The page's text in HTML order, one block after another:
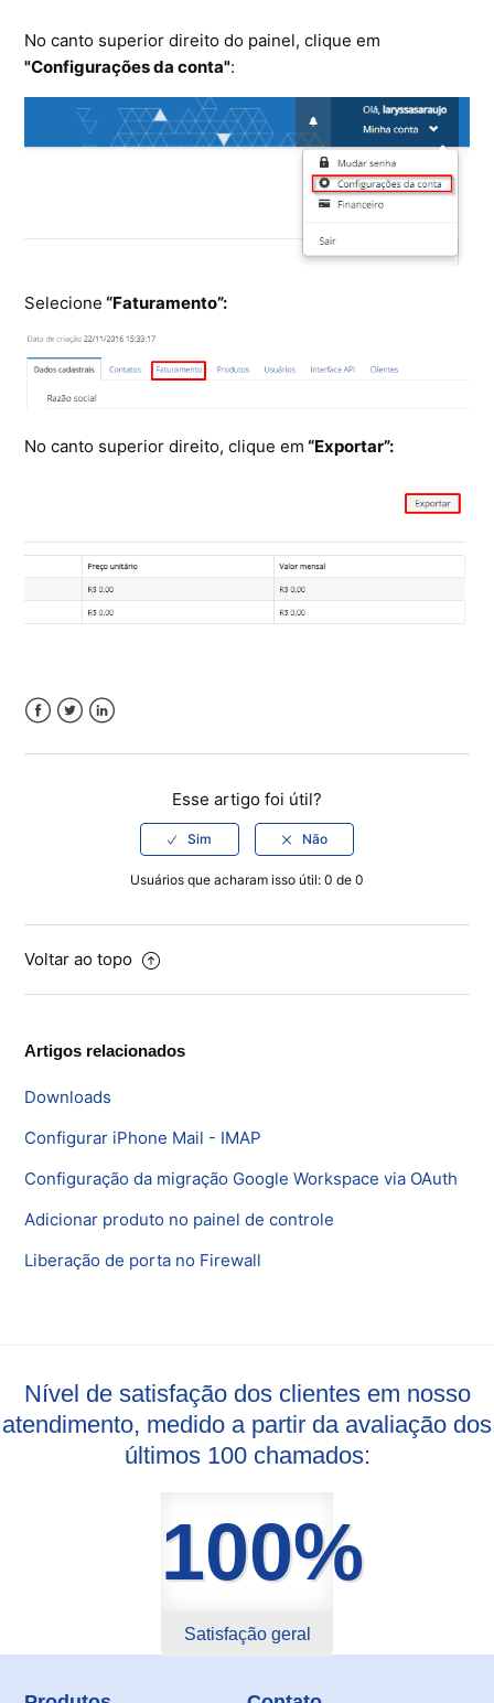
Backup
Skybox
Citrix XenServer Agent
Segurança
Skymail Talk
Interno - Cloud Interno
Interno - CloudStack
Interno - Skybox
Interno - Veeam
Microsoft SQL Server
No canto superior direito do painel, clique em
"Configurações da conta":
Selecione “Faturamento”:
No canto superior direito, clique em “Exportar”:
Esse artigo foi útil?
Usuários que acharam isso útil: 0 de 0
Voltar ao topo
Artigos relacionados
Downloads
Configurar iPhone Mail - IMAP
Configuração da migração Google Workspace via OAuth
Adicionar produto no painel de controle
Liberação de porta no Firewall
Nível de satisfação dos clientes em nosso
atendimento, medido a partir da avaliação dos
últimos 100 chamados:
100%
Satisfação geral